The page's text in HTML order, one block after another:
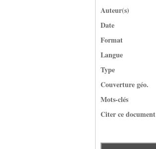
Auteur(s)
Date
Format
Langue
Type
Couverture géo.
Mots-clés
Citer ce document